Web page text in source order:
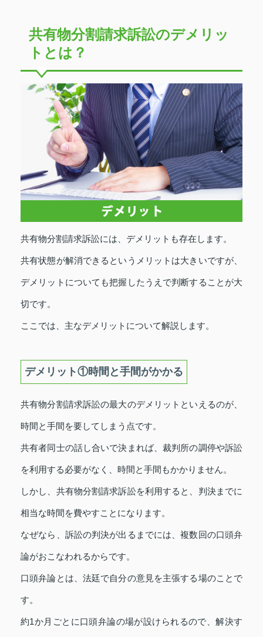
共有物分割請求訴訟のデメリッ
トとは？
共有物分割請求訴訟には、デメリットも存在します。
共有状態が解消できるというメリットは大きいですが、
デメリットについても把握したうえで判断することが大
切です。
ここでは、主なデメリットについて解説します。
デメリット①時間と手間がかかる
共有物分割請求訴訟の最大のデメリットといえるのが、
時間と手間を要してしまう点です。
共有者同士の話し合いで決まれば、裁判所の調停や訴訟
を利用する必要がなく、時間と手間もかかりません。
しかし、共有物分割請求訴訟を利用すると、判決までに
相当な時間を費やすことになります。
なぜなら、訴訟の判決が出るまでには、複数回の口頭弁
論がおこなわれるからです。
口頭弁論とは、法廷で自分の意見を主張する場のことで
す。
約1か月ごとに口頭弁論の場が設けられるので、解決す